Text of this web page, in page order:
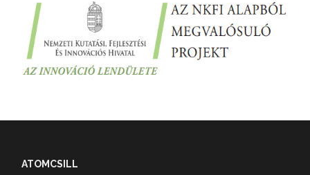
ATOMCSILL